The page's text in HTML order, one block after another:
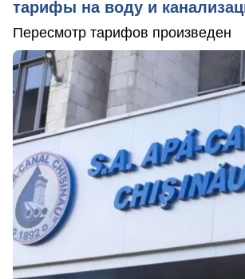
тарифы на воду и
Пересмотр тарифов произведен